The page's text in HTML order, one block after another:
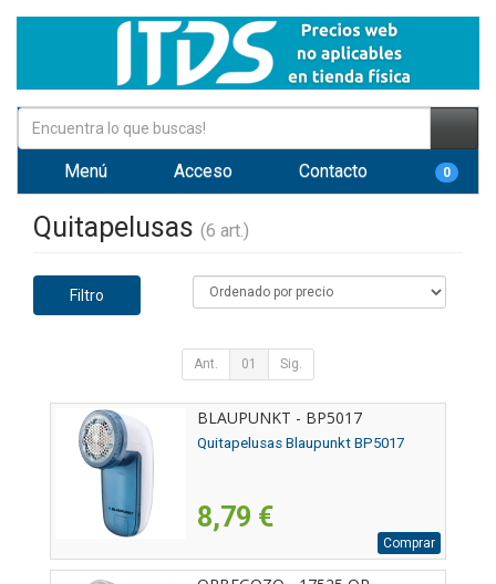
Menú Acceso Contacto 0
Quitapelusas (6 art.)
Filtro
Ant. 01 Sig.
BLAUPUNKT - BP5017
Quitapelusas Blaupunkt BP5017
8,79 €
Comprar